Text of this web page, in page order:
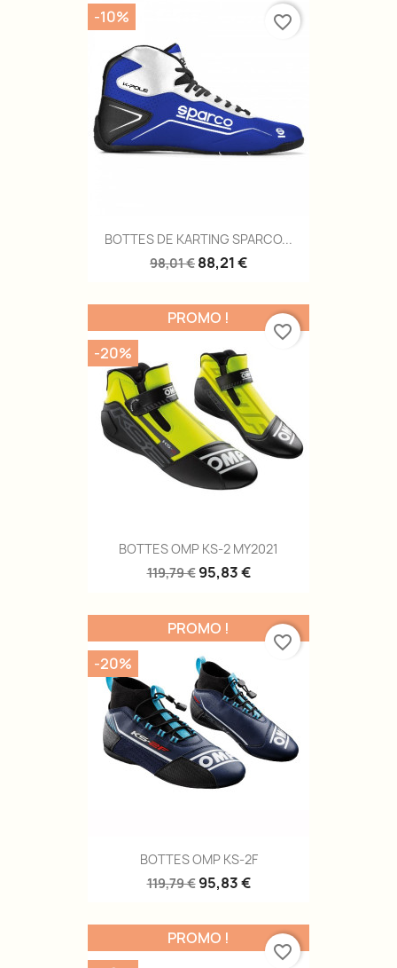
BOTTES DE KARTING SPARCO...
98,01 € 88,21 €
-10% favorite_border
BOTTES OMP KS-2 MY2021
119,79 € 95,83 €
PROMO !
-20%
favorite_border
BOTTES OMP KS-2F
119,79 € 95,83 €
PROMO !
-20%
favorite_border
PROMO !
favorite_border